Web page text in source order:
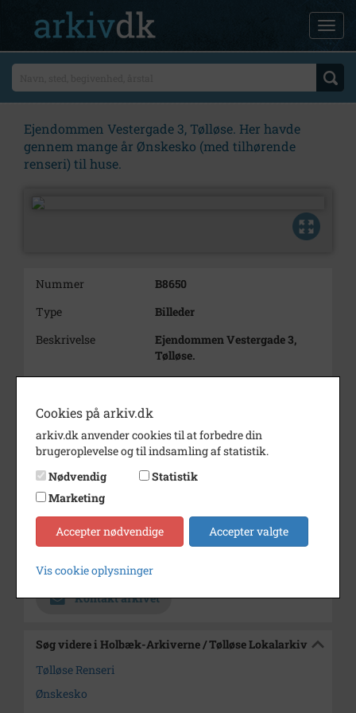
Ejendommen Vestergade 3, Tølløse. Her havde
gennem mange år Ønskesko (med tilhørende
renseri) til huse.
Nummer
B8650
Type
Billeder
Beskrivelse
Ejendommen Vestergade 3,
Tølløse.
huse.
Periode
1980 - 1990
Dateringsnote
Fotograf
Anker Hansen
Arkiv
Holbæk-Arkiverne / Tølløse
Kontakt arkivet
Søg videre i Holbæk-Arkiverne / Tølløse Lokalarkiv
Tølløse Renseri
Ønskesko
Cookies på arkiv.dk
arkiv.dk anvender cookies til at forbedre din
brugeroplevelse og til indsamling af statistik.
Nødvendig
Statistik
Marketing
Accepter nødvendige Accepter valgte
Vis cookie oplysninger